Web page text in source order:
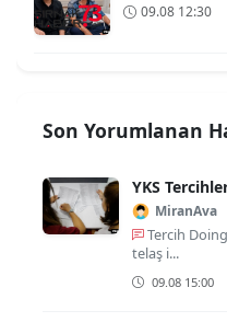
09.08 12:30
Son Yorumlanan
YKS
MiranAva
Tercih
telaş i...
09.08 15:00